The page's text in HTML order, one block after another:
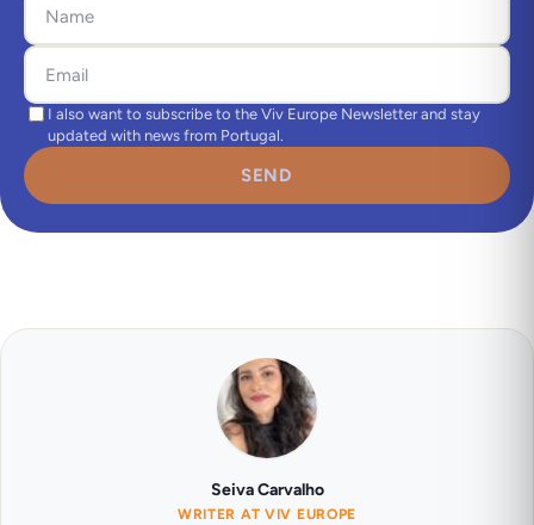
I also want to subscribe to the Viv Europe Newsletter and stay
updated with news from Portugal.
SEND
Seiva Carvalho
WRITER AT VIV EUROPE